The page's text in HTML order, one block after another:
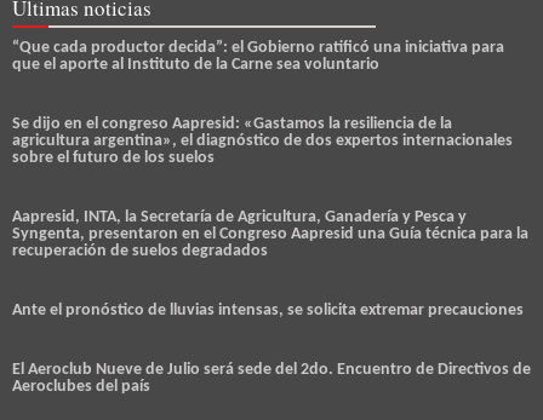
Últimas noticias
“Que cada productor decida”: el Gobierno ratificó una iniciativa para
que el aporte al Instituto de la Carne sea voluntario
Se dijo en el congreso Aapresid: «Gastamos la resiliencia de la
agricultura argentina», el diagnóstico de dos expertos internacionales
sobre el futuro de los suelos
Aapresid, INTA, la Secretaría de Agricultura, Ganadería y Pesca y
Syngenta, presentaron en el Congreso Aapresid una Guía técnica para la
recuperación de suelos degradados
Ante el pronóstico de lluvias intensas, se solicita extremar precauciones
El Aeroclub Nueve de Julio será sede del 2do. Encuentro de Directivos de
Aeroclubes del país